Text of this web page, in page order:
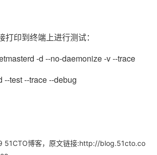
印到终端上进行测试：
-d --no-daemonize -v --trace
--test --trace --debug
51CTO博客，原文链接:http://blog.51cto.co